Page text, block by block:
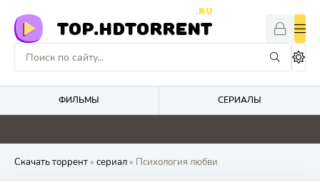
TOP.HDTORRENT
.RU
ФИЛЬМЫ СЕРИАЛЫ
0 0 0 0
Скачать торрент» сериал» Психология любви